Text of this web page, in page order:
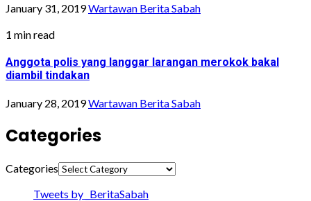
January 31, 2019Wartawan Berita Sabah
1 min read
Anggota polis yang langgar larangan merokok bakal
diambil tindakan
January 28, 2019Wartawan Berita Sabah
Categories
Categories
Tweets by _BeritaSabah